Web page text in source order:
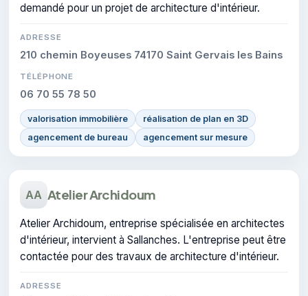
demandé pour un projet de architecture d'intérieur.
ADRESSE
210 chemin Boyeuses 74170 Saint Gervais les Bains
TÉLÉPHONE
06 70 55 78 50
valorisation immobilière
réalisation de plan en 3D
agencement de bureau
agencement sur mesure
AA Atelier Archidoum
Atelier Archidoum, entreprise spécialisée en architectes
d'intérieur, intervient à Sallanches. L'entreprise peut être
contactée pour des travaux de architecture d'intérieur.
ADRESSE